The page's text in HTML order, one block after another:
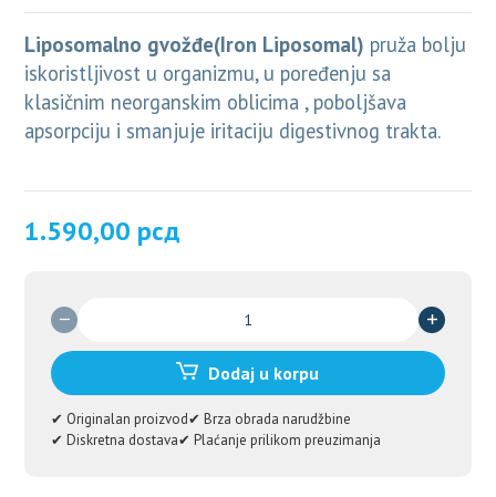
Liposomalno gvožđe(Iron Liposomal) pruža bolju
iskoristljivost u organizmu, u poređenju sa
klasičnim neorganskim oblicima , poboljšava
apsorpciju i smanjuje iritaciju digestivnog trakta.
1.590,00 рсд
Liposomal)
30
Dodaj u korpu
✔ Originalan proizvod✔ Brza obrada narudžbine
✔ Diskretna dostava✔ Plaćanje prilikom preuzimanja